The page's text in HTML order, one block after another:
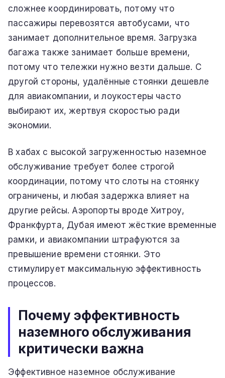
сложнее координировать, потому что
пассажиры перевозятся автобусами, что
занимает дополнительное время. Загрузка
багажа также занимает больше времени,
потому что тележки нужно везти дальше. С
другой стороны, удалённые стоянки дешевле
для авиакомпании, и лоукостеры часто
выбирают их, жертвуя скоростью ради
экономии.
В хабах с высокой загруженностью наземное
обслуживание требует более строгой
координации, потому что слоты на стоянку
ограничены, и любая задержка влияет на
другие рейсы. Аэропорты вроде Хитроу,
Франкфурта, Дубая имеют жёсткие временные
рамки, и авиакомпании штрафуются за
превышение времени стоянки. Это
стимулирует максимальную эффективность
процессов.
Почему эффективность
наземного обслуживания
критически важна
Эффективное наземное обслуживание